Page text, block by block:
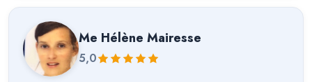
Me Hélène Mairesse
5,0